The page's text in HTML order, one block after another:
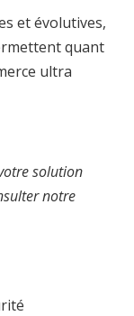
et évolutives,
quant
ultra
solution
notre